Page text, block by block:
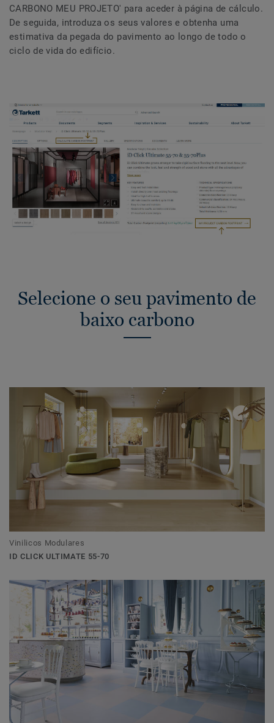
CARBONO MEU PROJETO' para aceder à página de cálculo.
De seguida, introduza os seus valores e obtenha uma
estimativa da pegada do pavimento ao longo de todo o
ciclo de vida do edifício.
Selecione o seu pavimento de
baixo carbono
Vinilicos Modulares
ID CLICK ULTIMATE 55-70